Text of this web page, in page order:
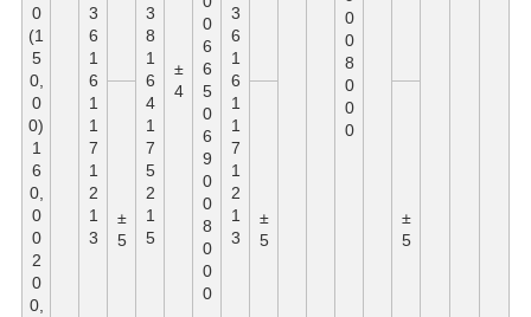
0
0
8
0
0
0
0
(1
5
0,
0
0)
1
6
0,
0
0
2
0
0,
3
6
1
6
1
1
7
1
2
1
3
3
8
1
6
4
1
7
5
2
1
5
±
4
0
6
6
5
0
6
9
0
0
8
0
0
0
3
6
1
6
1
1
7
1
2
1
3
±
5
±
5
±
5